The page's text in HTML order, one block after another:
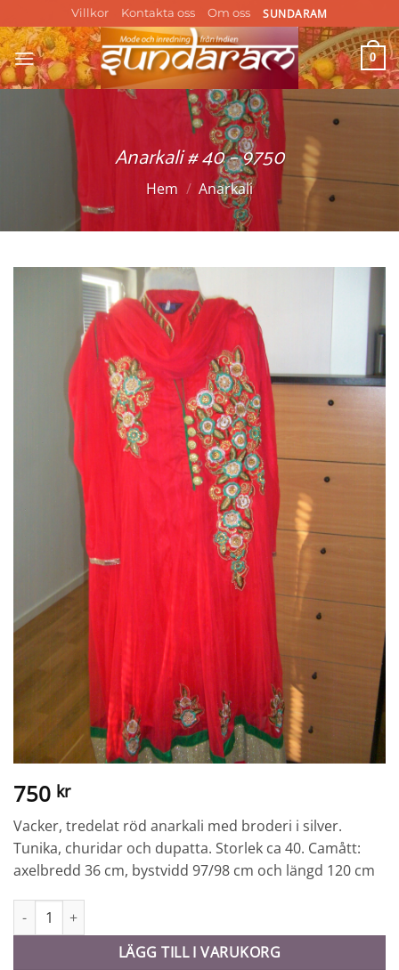
to
content
Villkor Kontakta oss Om oss SUNDARAM
0
Anarkali # 40 – 9750
Hem / Anarkali
750 kr
Vacker, tredelat röd anarkali med broderi i silver.
Tunika, churidar och dupatta. Storlek ca 40. Camått:
axelbredd 36 cm, bystvidd 97/98 cm och längd 120 cm
Anarkali # 40 - 9750 mängd
LÄGG TILL I VARUKORG